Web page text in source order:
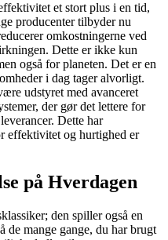
et stort plus i en tid,
producenter tilbyder nu
omkostningerne ved
Dette er ikke kun
også for planeten. Det er en
i dag tager alvorligt.
udstyret med avanceret
der gør det lettere for
Dette har
effektivitet og hurtighed er
på Hverdagen
den spiller også en
mange gange, du har brugt